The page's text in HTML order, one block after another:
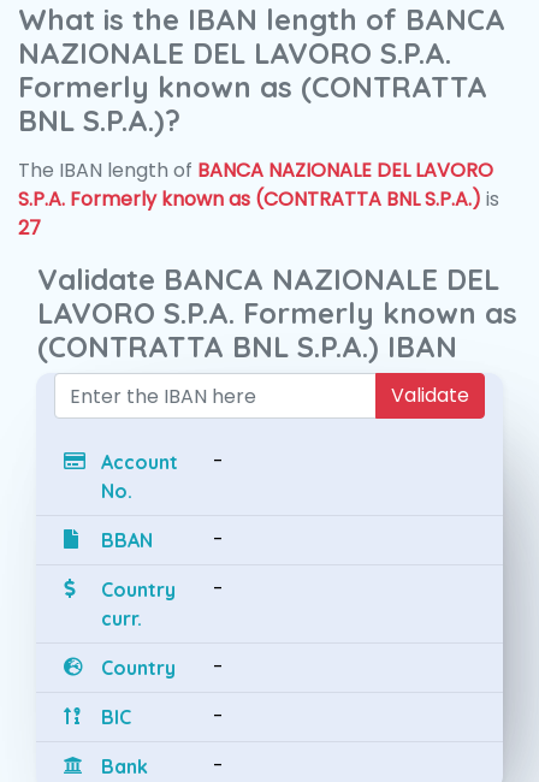
What is the IBAN length of BANCA
NAZIONALE DEL LAVORO S.P.A.
Formerly known as (CONTRATTA
BNL S.P.A.)?
The IBAN length of BANCA NAZIONALE DEL LAVORO
S.P.A. Formerly known as (CONTRATTA BNL S.P.A.) is
27
Validate BANCA NAZIONALE DEL
LAVORO S.P.A. Formerly known as
(CONTRATTA BNL S.P.A.) IBAN
Validate
Account
No.
-
BBAN -
Country
curr.
-
Country -
BIC -
Bank -